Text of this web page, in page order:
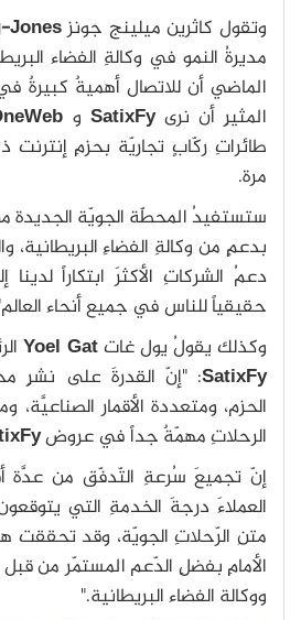
وتقول كاثرين ميلينج جونزJones
مديرةُ النمو في وكالةِ الفضاء
الماضي أن للاتصال أهميةٌ كبيرةٌ
المثيرِ أن نرىSatixFy و
طائراتِ ركّابٍ تجاريّة بحزمِ
مرة.
ستستفيدُ المحطّة الجويّة الجديدة
بدعمٍ من وكالةِ الفضاءِ
دعمُ الشركاتِ الأكثرَ ابتكاراً
حقيقياً للناس في جميع أنحاء
وكذلك يقولُ يول غات
Yoel Gat
SatixFy: "إنّ القدرةَ على نشرِِ
الحزم، ومتعددة الأقمار الصناعيَّة،
الرحلاتِ مهمّةٌ جداً في عروض
إنّ تجميعَ سُرعةِ التّدفّق من عدَّة
العملاءَ درجةَ الخدمةِ التي
متنِ الرّحلاتِ الجويّة، وقد تحققت
الأمامِ بفضلِ الدّعم المستمّر من قبل
ووكالة الفضاء البريطانية."